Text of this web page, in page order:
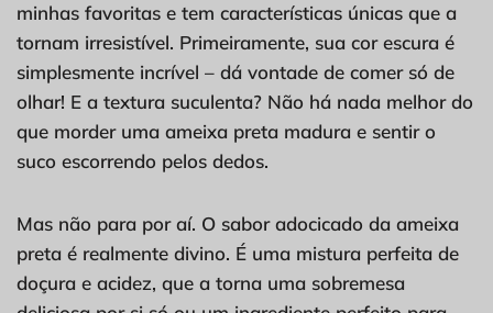
minhas favoritas e tem características únicas que a
tornam irresistível. Primeiramente, sua cor escura é
simplesmente incrível – dá vontade de comer só de
olhar! E a textura suculenta? Não há nada melhor do
que morder uma ameixa preta madura e sentir o
suco escorrendo pelos dedos.
Mas não para por aí. O sabor adocicado da ameixa
preta é realmente divino. É uma mistura perfeita de
doçura e acidez, que a torna uma sobremesa